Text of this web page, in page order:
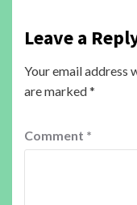
Leave a
Your email address
are marked*
Comment *